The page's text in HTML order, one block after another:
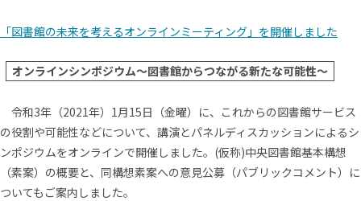
「図書館の未来を考えるオンラインミーティング」を開催しました
オンラインシンポジウム～図書館からつながる新たな可能性～
令和3年（2021年）1月15日（金曜）に、これからの図書館サービス
の役割や可能性などについて、講演とパネルディスカッションによるシ
ンポジウムをオンラインで開催しました。(仮称)中央図書館基本構想
（素案）の概要と、同構想素案への意見公募（パブリックコメント）に
ついてもご案内しました。